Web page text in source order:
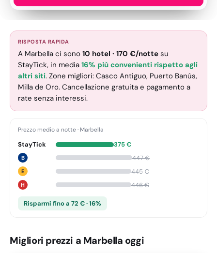
RISPOSTA RAPIDA
A Marbella ci sono 10 hotel · 170 €/notte su
StayTick, in media 16% più convenienti rispetto agli
altri siti. Zone migliori: Casco Antiguo, Puerto Banús,
Milla de Oro. Cancellazione gratuita e pagamento a
rate senza interessi.
Prezzo medio a notte· Marbella
StayTick 375€
B 447€
E 445€
H 446€
Risparmi fino a 72 € · 16%
Migliori prezzi a Marbella oggi